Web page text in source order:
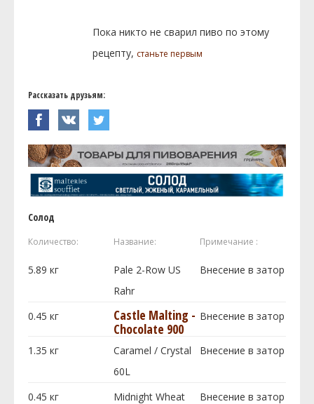
Пока никто не сварил пиво по этому
рецепту, станьте первым
Рассказать друзьям:
Солод
Количество: Название: Примечание :
5.89 кг
Pale 2-Row US
Rahr
Внесение в затор
0.45 кг
Castle Malting -
Chocolate 900
Внесение в затор
1.35 кг
Caramel / Crystal
60L
Внесение в затор
0.45 кг
Midnight Wheat
Внесение в затор